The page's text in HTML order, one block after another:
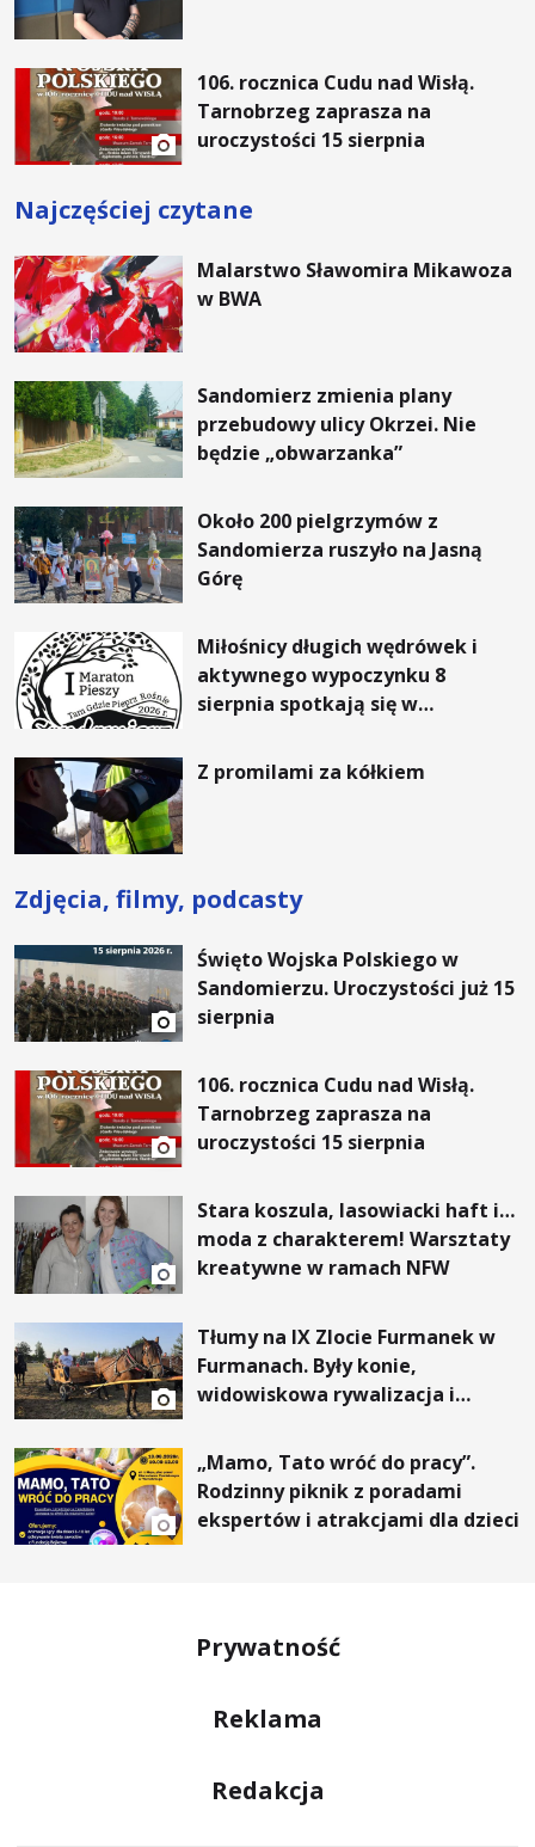
106. rocznica Cudu nad Wisłą.
Tarnobrzeg zaprasza na
uroczystości 15 sierpnia
Najczęściej czytane
Malarstwo Sławomira Mikawoza
w BWA
Sandomierz zmienia plany
przebudowy ulicy Okrzei. Nie
będzie „obwarzanka”
Około 200 pielgrzymów z
Sandomierza ruszyło na Jasną
Górę
Miłośnicy długich wędrówek i
aktywnego wypoczynku 8
sierpnia spotkają się w
Pieszym „Tam Gdzie Pieprz
Rośnie”
Z promilami za kółkiem
Zdjęcia, filmy, podcasty
Święto Wojska Polskiego w
Sandomierzu. Uroczystości już 15
sierpnia
106. rocznica Cudu nad Wisłą.
Tarnobrzeg zaprasza na
uroczystości 15 sierpnia
Stara koszula, lasowiacki haft i…
moda z charakterem! Warsztaty
kreatywne w ramach NFW
Tłumy na IX Zlocie Furmanek w
Furmanach. Były konie,
widowiskowa rywalizacja i
„Mamo, Tato wróć do pracy”.
Rodzinny piknik z poradami
ekspertów i atrakcjami dla dzieci
Prywatność
Reklama
Redakcja